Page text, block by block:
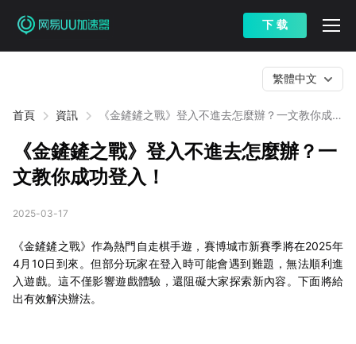
下 载
首頁 資訊
《金鏟鏟之戰》登入不進去怎麼辦？一文教你成功
繁體中文
《金鏟鏟之戰》登入不進去怎麼辦？一
文教你成功登入！
2025-03-17
《金鏟鏟之戰》作為熱門自走棋手遊，賽博城市新賽季將在2025年
4月10日到來。但部分玩家在登入時可能會遇到難題，無法順利進
入遊戲。這不僅影響遊戲體驗，還阻礙大家探索新內容。下面將給
出有效解決辦法。